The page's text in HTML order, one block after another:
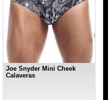
Joe Snyder Mini Cheek
Calaveras